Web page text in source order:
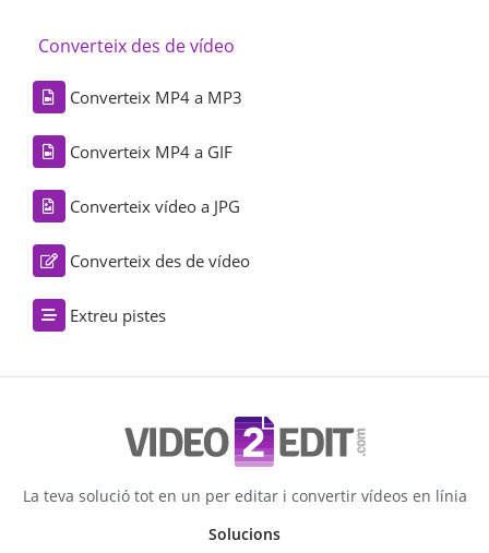
Converteix des de vídeo
Converteix MP4 a MP3
Converteix MP4 a GIF
Converteix vídeo a JPG
Converteix des de vídeo
Extreu pistes
La teva solució tot en un per editar i convertir vídeos en línia
Solucions